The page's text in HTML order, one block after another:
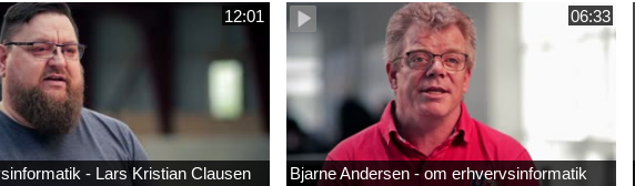
12:01
- Lars Kristian Clausen
06:33
Bjarne Andersen - om erhvervsinformatik